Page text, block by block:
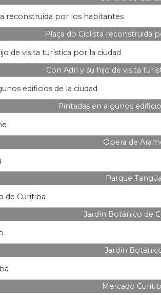
Plaça do Ciclista reconstruida
Con Adri y su hijo de visita
Pintadas en algunos
Ópera de
Parque Tangúa
Jardín Botánico de
Jardín
Mercado